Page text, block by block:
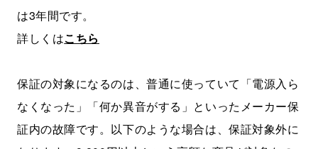
は3年間です。
詳しくはこちら
保証の対象になるのは、普通に使っていて「電源入ら
なくなった」「何か異音がする」といったメーカー保
証内の故障です。以下のような場合は、保証対象外に